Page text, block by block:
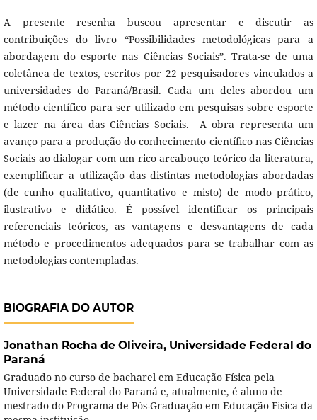
A presente resenha buscou apresentar e discutir as
contribuições do livro “Possibilidades metodológicas para a
abordagem do esporte nas Ciências Sociais”. Trata-se de uma
coletânea de textos, escritos por 22 pesquisadores vinculados a
universidades do Paraná/Brasil. Cada um deles abordou um
método científico para ser utilizado em pesquisas sobre esporte
e lazer na área das Ciências Sociais. A obra representa um
avanço para a produção do conhecimento científico nas Ciências
Sociais ao dialogar com um rico arcabouço teórico da literatura,
exemplificar a utilização das distintas metodologias abordadas
(de cunho qualitativo, quantitativo e misto) de modo prático,
ilustrativo e didático. É possível identificar os principais
referenciais teóricos, as vantagens e desvantagens de cada
método e procedimentos adequados para se trabalhar com as
metodologias contempladas.
BIOGRAFIA DO AUTOR
Jonathan Rocha de Oliveira, Universidade Federal do
Paraná
Graduado no curso de bacharel em Educação Física pela
Universidade Federal do Paraná e, atualmente, é aluno de
mestrado do Programa de Pós-Graduação em Educação Fìsica da